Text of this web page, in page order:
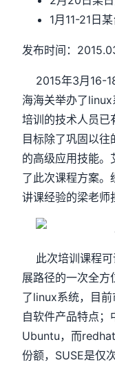
1月11-21日
发布时间：
2015年3月16-
海海关举办了
培训的技术人员已
目标除了巩固以
的高级应用技能。
了此次课程方案。
讲课经验的梁老师
此次培训课程可
展路径的一次全
了linux系统，目
自软件产品特点
Ubuntu，而
份额，SUSE是仅